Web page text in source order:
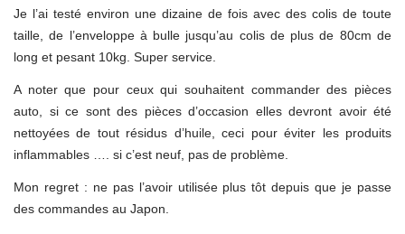
Je l’ai testé environ une dizaine de fois avec des colis de toute
taille, de l’enveloppe à bulle jusqu’au colis de plus de 80cm de
long et pesant 10kg. Super service.
A noter que pour ceux qui souhaitent commander des pièces
auto, si ce sont des pièces d’occasion elles devront avoir été
nettoyées de tout résidus d’huile, ceci pour éviter les produits
inflammables …. si c’est neuf, pas de problème.
Mon regret : ne pas l’avoir utilisée plus tôt depuis que je passe
des commandes au Japon.